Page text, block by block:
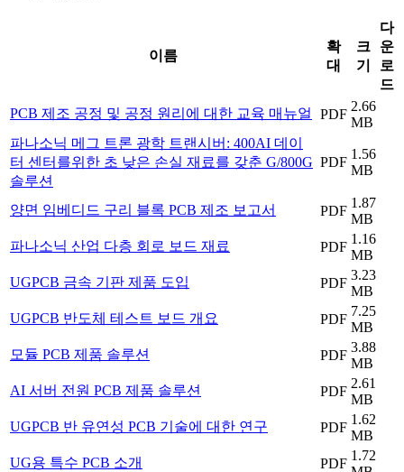
이름
확
대
크
기
다
운
로
드
PCB 제조 공정 및 공정 원리에 대한 교육 매뉴얼
PDF
2.66
MB
파나소닉 메그 트론 광학 트랜시버: 400AI 데이
터 센터를위한 초 낮은 손실 재료를 갖춘 G/800G
솔루션
PDF
1.56
MB
양면 임베디드 구리 블록 PCB 제조 보고서 PDF
1.87
MB
파나소닉 산업 다층 회로 보드 재료
PDF
1.16
MB
UGPCB 금속 기판 제품 도입
PDF
3.23
MB
UGPCB 반도체 테스트 보드 개요
PDF
7.25
MB
모듈 PCB 제품 솔루션
PDF
3.88
MB
AI 서버 전원 PCB 제품 솔루션
PDF
2.61
MB
UGPCB 반 유연성 PCB 기술에 대한 연구
PDF
1.62
MB
UG용 특수 PCB 소개
PDF
1.72